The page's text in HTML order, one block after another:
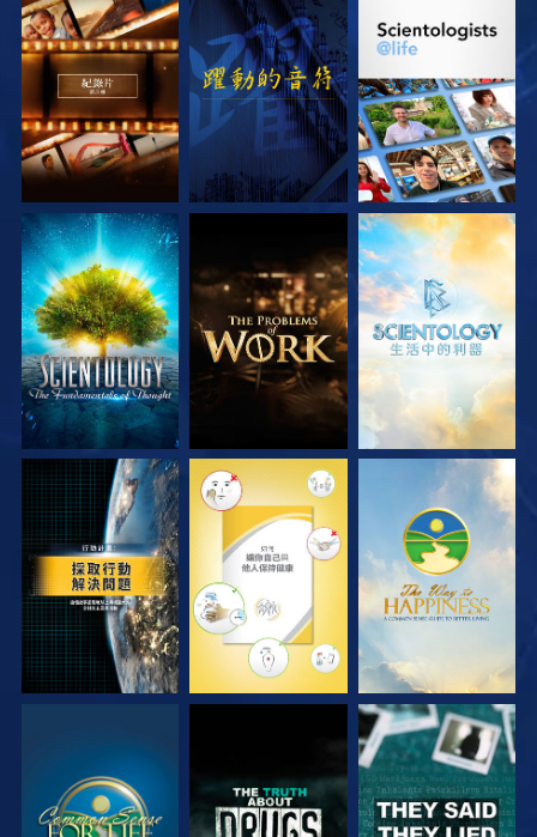
探索系列節目 觀看 探索系列節目
探索系列節目 探索系列節目 探索系列節目
觀看 觀看 觀看
觀看 觀看 觀看